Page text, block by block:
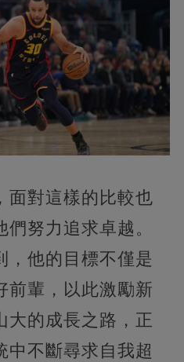
面對這樣的比較也
努力追求卓越。
，他的目標不僅是
前輩，以此激勵新
大的成長之路，正
中不斷尋求自我超